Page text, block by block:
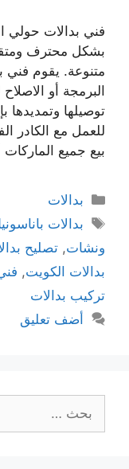
فني بدالات حولي
بشكل محترف
متنوعة. يقوم فني
البرمجة أو
توصيلها وتمديدها
للعمل مع الكادر
بيع جميع الماركات
بدالات
بدالات
ونشات, تصليح
بدالات الكويت,
تركيب بدالات
أضف تعليق